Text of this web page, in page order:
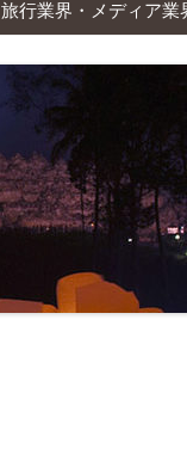
空港送迎
送迎
都市間送迎
車
持ちの方へ
旅行業界・メディア業